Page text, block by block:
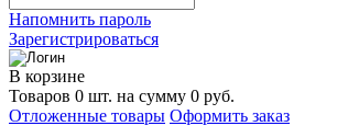
Напомнить пароль
Зарегистрироваться
В корзине
Товаров 0 шт. на сумму 0 руб.
Отложенные товары Оформить заказ